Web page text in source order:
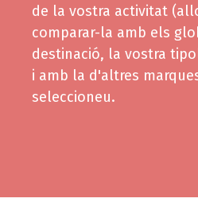
de la vostra activitat
comparar-la amb els
destinació, la vostra
i amb la d'altres
seleccioneu.